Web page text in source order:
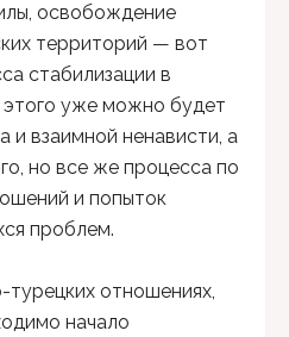
освобождение
территорий — вот
стабилизации в
этого уже можно будет
и взаимной ненависти, а
но все же процесса по
и попыток
проблем.
отношениях,
начало